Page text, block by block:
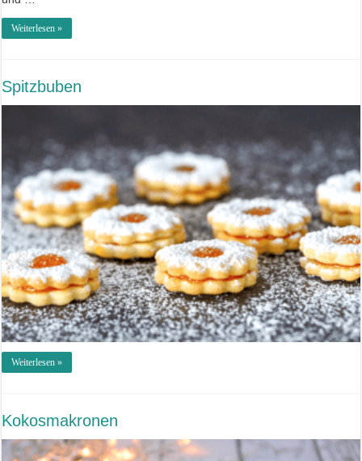
Weiterlesen »
Spitzbuben
Weiterlesen »
Kokosmakronen